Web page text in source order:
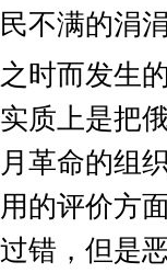
民不满的涓
之时而发生
实质上是把
月革命的组
用的评价方
过错，但是